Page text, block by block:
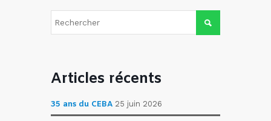
Articles récents
35 ans du CEBA 25 juin 2026